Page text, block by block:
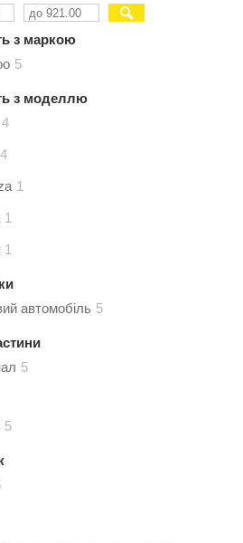
з маркою
5
з моделлю
4
4
1
1
1
автомобіль 5
5
5